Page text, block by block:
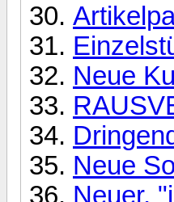
Neue
Neue
Neuer,